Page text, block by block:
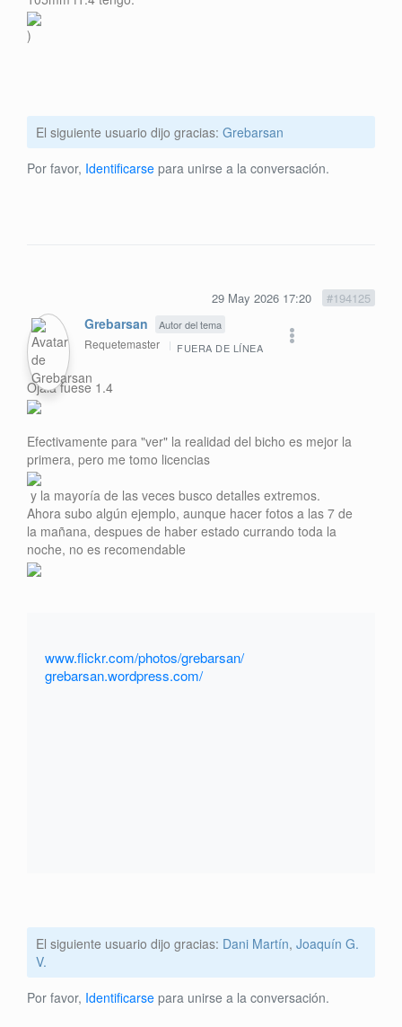
)
El siguiente usuario dijo gracias: Grebarsan
Por favor, Identificarse para unirse a la conversación.
29 May 2026 17:20 #194125
Grebarsan Autor del tema
Requetemaster FUERA DE LÍNEA
Ojalá fuese 1.4
Efectivamente para "ver" la realidad del bicho es mejor la
primera, pero me tomo licencias
y la mayoría de las veces busco detalles extremos.
Ahora subo algún ejemplo, aunque hacer fotos a las 7 de
la mañana, despues de haber estado currando toda la
noche, no es recomendable
www.flickr.com/photos/grebarsan/
grebarsan.wordpress.com/
El siguiente usuario dijo gracias: Dani Martín, Joaquín G.
V.
Por favor, Identificarse para unirse a la conversación.